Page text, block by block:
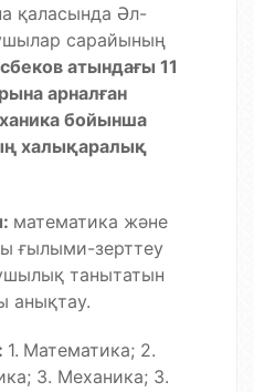
қаласында Әл-
сарайының
атындағы 11
арналған
бойынша
халықаралық
математика және
ғылыми-зерттеу
танытатын
анықтау.
1. Математика; 2.
3. Механика; 3.